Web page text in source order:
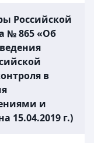
Российской
№ 865 «Об
в
и
15.04.2019 г.)